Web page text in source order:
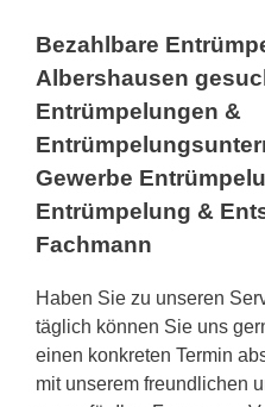
Bezahlbare
Albershausen
Entrümpelungen &
Gewerbe
Entrümpelung &
Fachmann
Haben Sie zu unseren
täglich können Sie uns
einen konkreten Termin
mit unserem freundlichen